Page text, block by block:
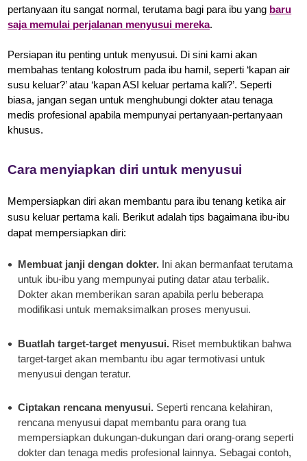
pertanyaan itu sangat normal, terutama bagi para ibu yang baru
saja memulai perjalanan menyusui mereka.
Persiapan itu penting untuk menyusui. Di sini kami akan
membahas tentang kolostrum pada ibu hamil, seperti ‘kapan air
susu keluar?’ atau ‘kapan ASI keluar pertama kali?’. Seperti
biasa, jangan segan untuk menghubungi dokter atau tenaga
medis profesional apabila mempunyai pertanyaan-pertanyaan
khusus.
Cara menyiapkan diri untuk menyusui
Mempersiapkan diri akan membantu para ibu tenang ketika air
susu keluar pertama kali. Berikut adalah tips bagaimana ibu-ibu
dapat mempersiapkan diri:
Membuat janji dengan dokter. Ini akan bermanfaat terutama
untuk ibu-ibu yang mempunyai puting datar atau terbalik.
Dokter akan memberikan saran apabila perlu beberapa
modifikasi untuk memaksimalkan proses menyusui.
Buatlah target-target menyusui. Riset membuktikan bahwa
target-target akan membantu ibu agar termotivasi untuk
menyusui dengan teratur.
Ciptakan rencana menyusui. Seperti rencana kelahiran,
rencana menyusui dapat membantu para orang tua
mempersiapkan dukungan-dukungan dari orang-orang seperti
dokter dan tenaga medis profesional lainnya. Sebagai contoh,